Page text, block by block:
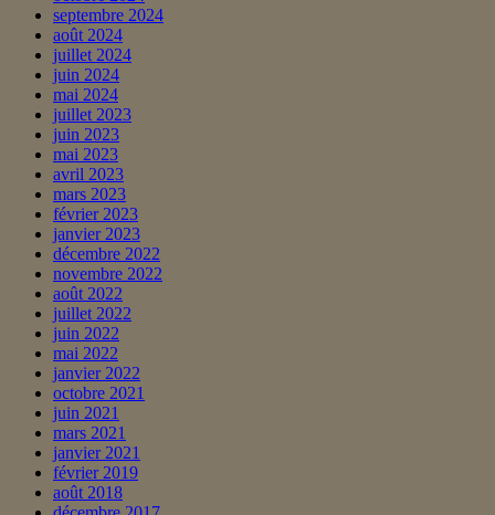
septembre 2024
août 2024
juillet 2024
juin 2024
mai 2024
juillet 2023
juin 2023
mai 2023
avril 2023
mars 2023
février 2023
janvier 2023
décembre 2022
novembre 2022
août 2022
juillet 2022
juin 2022
mai 2022
janvier 2022
octobre 2021
juin 2021
mars 2021
janvier 2021
février 2019
août 2018